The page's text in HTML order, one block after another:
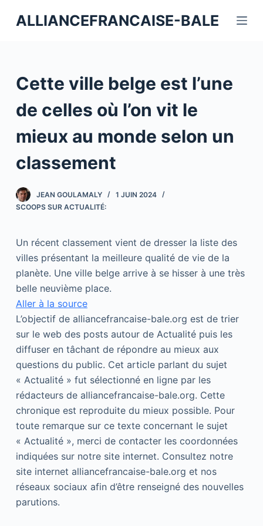
a
c
n
e
n
ALLIANCEFRANCAISE-BALE
Cette ville belge est l’une
de celles où l’on vit le
mieux au monde selon un
classement
JEAN GOULAMALY
1 JUIN 2024
SCOOPS SUR ACTUALITÉ:
Un récent classement vient de dresser la liste des
villes présentant la meilleure qualité de vie de la
planète. Une ville belge arrive à se hisser à une très
belle neuvième place.
Aller à la source
L’objectif de alliancefrancaise-bale.org est de trier
sur le web des posts autour de Actualité puis les
diffuser en tâchant de répondre au mieux aux
questions du public. Cet article parlant du sujet
« Actualité » fut sélectionné en ligne par les
rédacteurs de alliancefrancaise-bale.org. Cette
chronique est reproduite du mieux possible. Pour
toute remarque sur ce texte concernant le sujet
« Actualité », merci de contacter les coordonnées
indiquées sur notre site internet. Consultez notre
site internet alliancefrancaise-bale.org et nos
réseaux sociaux afin d’être renseigné des nouvelles
parutions.